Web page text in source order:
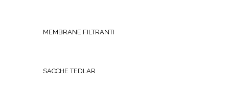
MEMBRANE FILTRANTI
SACCHE TEDLAR